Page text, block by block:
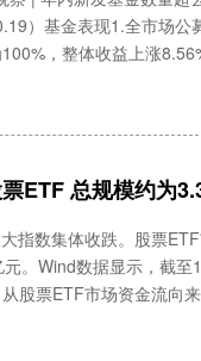
）基金表现1.全市场公
，整体收益上涨
ETF 总规模约为
指数集体收跌。股票
。Wind数据显示，截
股票ETF市场资金流向